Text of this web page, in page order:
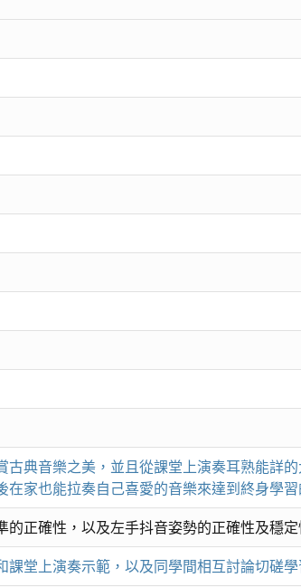
古典音樂之美，並且從課堂上演奏耳熟能詳
在家也能拉奏自己喜愛的音樂來達到終身學習
的正確性，以及左手抖音姿勢的正確性及穩
課堂上演奏示範，以及同學間相互討論切磋學